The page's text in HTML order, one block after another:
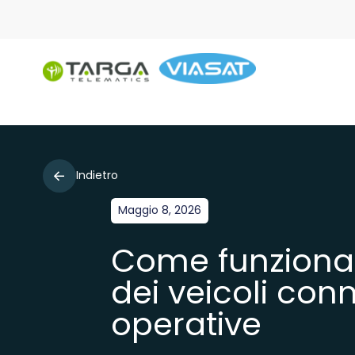
Indietro
Maggio 8, 2026
Come
dei veicoli
operative